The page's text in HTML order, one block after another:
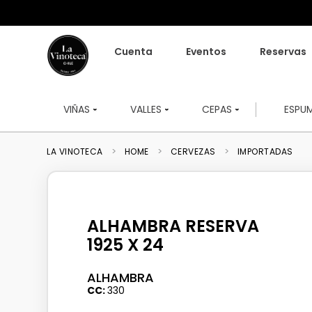
Cuenta Eventos Reservas
VIÑAS VALLES CEPAS
HOME CERVEZAS IMPORTADAS
ALHAMBRA RESERVA
1925 X 24
ALHAMBRA
CC 330